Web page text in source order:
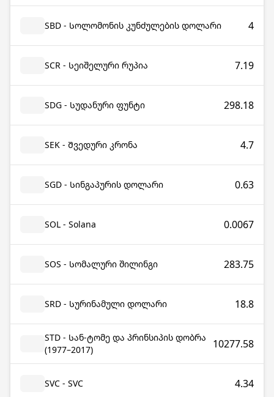
SBD - Სოლომონის კუნძულების დოლარი 4
SCR - Სეიშელური რუპია 7.19
SDG - Სუდანური ფუნტი 298.18
SEK - Შვედური კრონა 4.7
SGD - Სინგაპურის დოლარი 0.63
SOL - Solana 0.0067
SOS - Სომალური შილინგი 283.75
SRD - Სურინამული დოლარი 18.8
STD - Სან-ტომე და პრინსიპის დობრა
(1977–2017)
10277.58
SVC - SVC 4.34